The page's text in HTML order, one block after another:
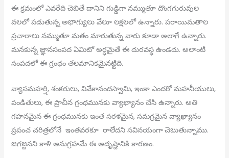
ఈ క్రమంలో ఎవరేది చెబితే దానిని గుడ్డిగా నమ్ముతూ దొంగగురువుల
వలలో పడుతున్న అభాగ్యులు వేలూ లక్షలలో ఉన్నారు. పరాయిమతాల
ప్రచారాలు నమ్ముతూ మతం మారుతున్న వారు కూడా అలాగే ఉన్నారు.
మనకున్న జ్ఞానసంపద ఏమిటో అర్ధమైతే ఈ దురవస్థ ఉండదు. అలాంటి
సంపదలో ఈ గ్రంధం తలమానికమైనట్టిది.
వ్యాసమహర్షి, శంకరులు, వివేకానందస్వామి, ఇంకా ఎందరో మహనీయులు,
పండితులు, ఈ ప్రాచీన గ్రంధమునకు వ్యాఖ్యానం చేసి ఉన్నారు. అతి
గహనమైన ఈ గ్రంధమునకు ఇంత సరళమైన, సమగ్రమైన వ్యాఖ్యానం
ప్రపంచ చరిత్రలోనే ఇంతవరకూ రాలేదని సవినయంగా చెబుతున్నాము.
జగజ్జనని కాళి అనుగ్రహమే ఈ అదృష్టానికి కారణం.